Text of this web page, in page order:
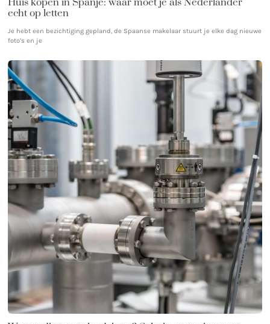
Huis kopen in Spanje: waar moet je als Nederlander
echt op letten
Je hebt een bezichtiging gepland, de Spaanse makelaar stuurt je elke dag nieuwe
foto’s en je